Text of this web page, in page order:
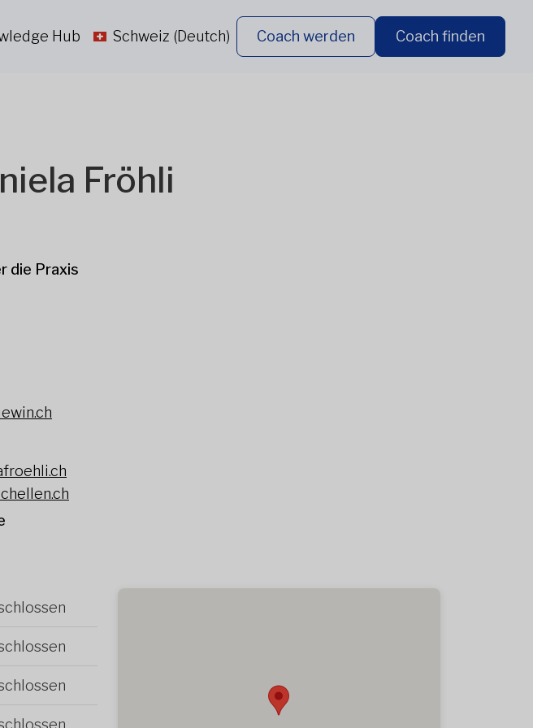
Hub Schweiz (Deutch) Coach werden Coach finden
Fröhli
die Praxis